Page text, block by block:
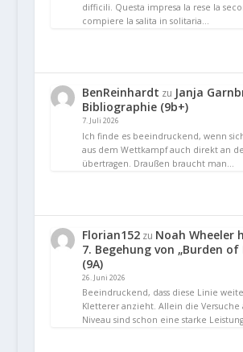
difficili. Questa impresa la rese la
compiere la salita in solitaria…
BenReinhardt zu Janja
Bibliographie (9b+)
7. Juli 2026
Ich finde es beeindruckend, wenn
aus dem Wettkampf auch direkt an
übertragen. Draußen braucht man…
Florian152zu Noah Wheeler
7. Begehung von „Burden of
(9A)
26. Juni 2026
Beeindruckend, dass diese Linie
Kletterer anzieht. Allein die Versuche
Niveau sind schon eine starke